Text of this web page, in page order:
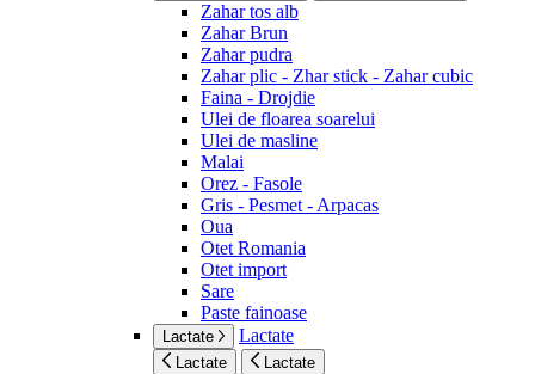
Zahar tos alb
Zahar Brun
Zahar pudra
Zahar plic - Zhar stick - Zahar cubic
Faina - Drojdie
Ulei de floarea soarelui
Ulei de masline
Malai
Orez - Fasole
Gris - Pesmet - Arpacas
Oua
Otet Romania
Otet import
Sare
Paste fainoase
Lactate Lactate
Lactate Lactate